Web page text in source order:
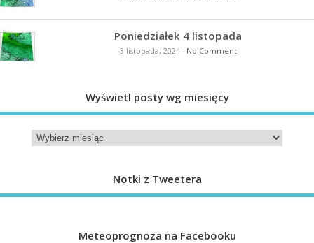
Poniedziałek 4 listopada
3 listopada, 2024- No Comment
Wyświetl posty wg miesięcy
Notki z Tweetera
Meteoprognoza na Facebooku